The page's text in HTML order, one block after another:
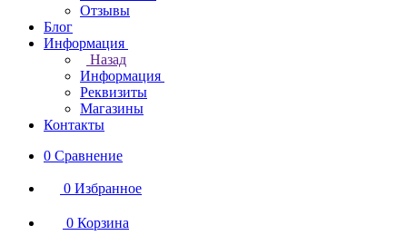
Отзывы
Блог
Информация
Назад
Информация
Реквизиты
Магазины
Контакты
0 Сравнение
0 Избранное
0 Корзина